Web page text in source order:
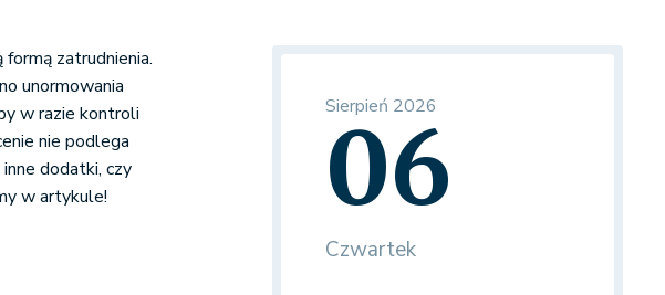
zatrudnienia.
unormowania
w razie kontroli
nie podlega
dodatki, czy
w artykule!
Sierpień 2026
06
Czwartek